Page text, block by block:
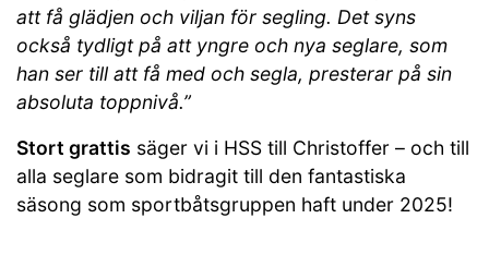
att få glädjen och viljan för segling. Det syns
också tydligt på att yngre och nya seglare, som
han ser till att få med och segla, presterar på sin
absoluta toppnivå.”
Stort grattis säger vi i HSS till Christoffer – och till
alla seglare som bidragit till den fantastiska
säsong som sportbåtsgruppen haft under 2025!